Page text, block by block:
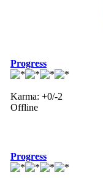
Progress
Karma: +0/-2
Offline
Progress